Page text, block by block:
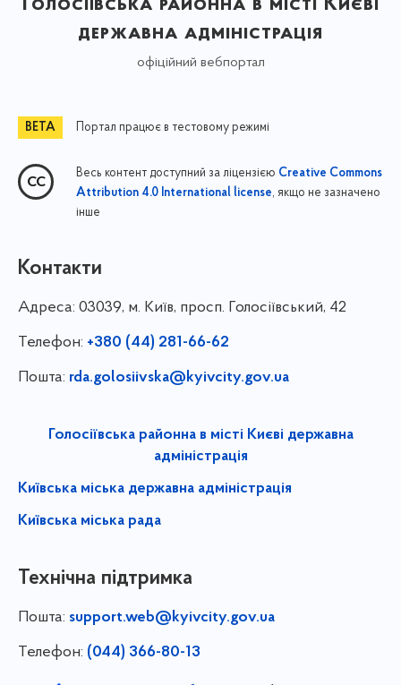
Голосіївська районна в місті Києві
державна адміністрація
офіційний вебпортал
Портал працює в тестовому режимі
Весь контент доступний за ліцензією Creative Commons
Attribution 4.0 International license, якщо не зазначено
інше
Контакти
Адреса: 03039, м. Київ, просп. Голосіївський, 42
Телефон: +380 (44) 281-66-62
Пошта: rda.golosiivska@kyivcity.gov.ua
Голосіївська районна в місті Києві державна
адміністрація
Київська міська державна адміністрація
Київська міська рада
Технічна підтримка
Пошта: support.web@kyivcity.gov.ua
Телефон: (044) 366-80-13